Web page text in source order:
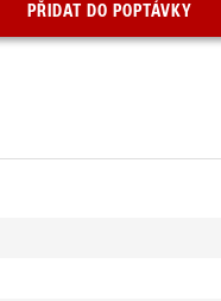
PŘIDAT DO POPTÁVKY